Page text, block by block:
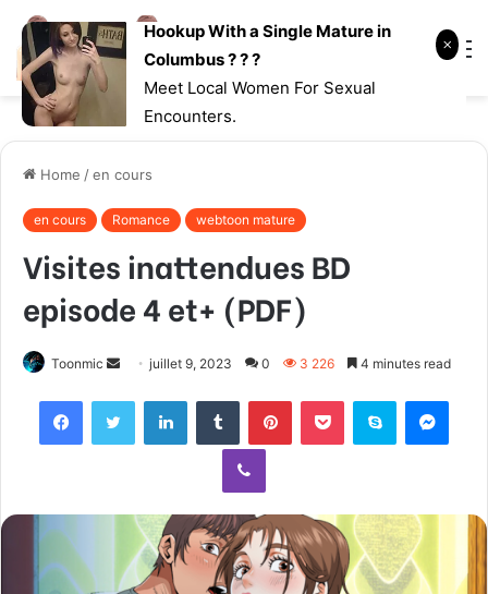
Home /en cours
en cours Romance webtoon mature
Visites inattendues BD
episode 4 et+ (PDF)
Toonmic
d
a
juillet 9, 2023 0 3 226 4 minutes read
Viber
Hookup With a Single Mature in
Columbus ? ? ?
Meet Local Women For Sexual
Encounters.